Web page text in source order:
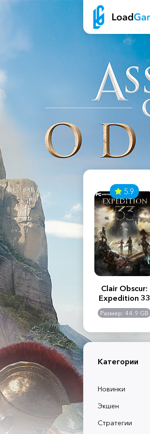
2:
-
GB
Assassin's Creed
Shadows
Размер: 117 GB
5.9
Clair Obscur:
Expedition 33
Размер: 44.9 GB
Категории
Новинки
Экшен
Стратегии